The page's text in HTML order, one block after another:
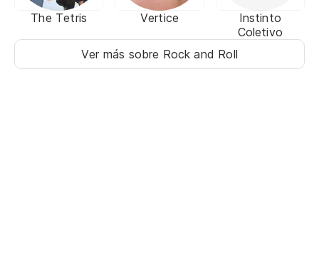
The Tetris Vertice
Instinto
Coletivo
Ver más sobre Rock and Roll